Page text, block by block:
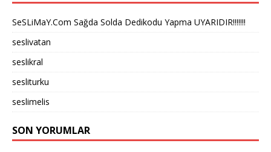
SeSLiMaY.Com Sağda Solda Dedikodu Yapma UYARIDIR!!!!!!!
seslivatan
seslikral
sesliturku
seslimelis
SON YORUMLAR